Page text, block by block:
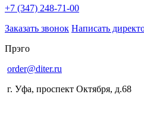
+7 (347) 248-71-00
Заказать звонок Написать
Прэго
order@diter.ru
г. Уфа, проспект Октября, д.68